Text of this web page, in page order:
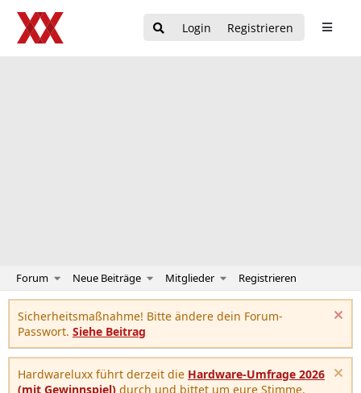
Login Registrieren
Forum Neue Beiträge Mitglieder Registrieren
Sicherheitsmaßnahme! Bitte ändere dein Forum-
Passwort. Siehe Beitrag
Hardwareluxx führt derzeit die Hardware-Umfrage 2026
(mit Gewinnspiel) durch und bittet um eure Stimme.